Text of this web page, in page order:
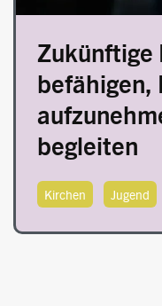
Zukünftige
befähigen,
begleiten
Kirchen Jugend